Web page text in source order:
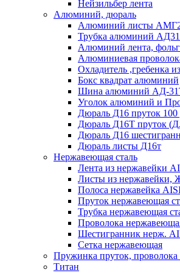
Нейзильбер лента
Алюминий, дюраль
Алюминий листы
Трубка алюминий
Алюминий лента,
Алюминиевая
Охладитель ,гребенка
Бокс квадрат алюминий
Шина алюминий АД-
Уголок алюминий и
Дюраль Д16 пруток
Дюраль Д16Т пруток
Дюраль Д16
Дюраль листы Д16т
Нержавеющая сталь
Лента из нержавейки
Листы из нержавейки,
Полоса нержавейка
Пруток нержавеющая
Трубка нержавеющая
Проволока
Шестигранник нерж.
Сетка нержавеющая
Пружинка пруток, проволока
Титан